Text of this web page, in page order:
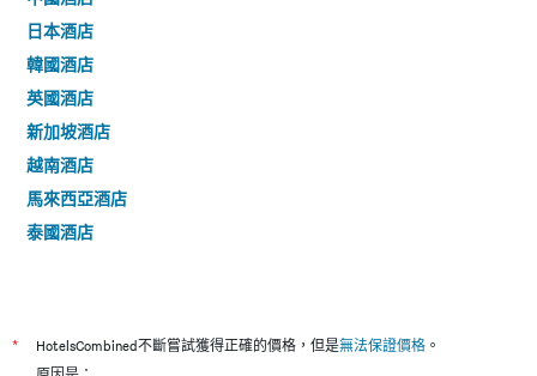
日本酒店
韓國酒店
英國酒店
新加坡酒店
越南酒店
馬來西亞酒店
泰國酒店
* HotelsCombined不斷嘗試獲得正確的價格，但是無法保證價格 。